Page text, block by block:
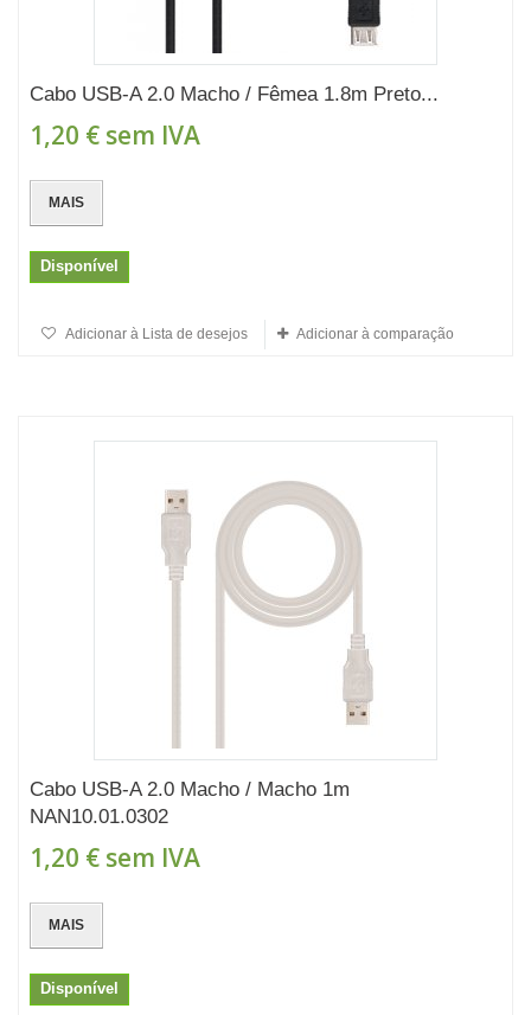
Cabo USB-A 2.0 Macho / Fêmea 1.8m Preto...
1,20 € sem IVA
MAIS
Disponível
Adicionar à Lista de desejos Adicionar à comparação
Cabo USB-A 2.0 Macho / Macho 1m
NAN10.01.0302
1,20 € sem IVA
MAIS
Disponível